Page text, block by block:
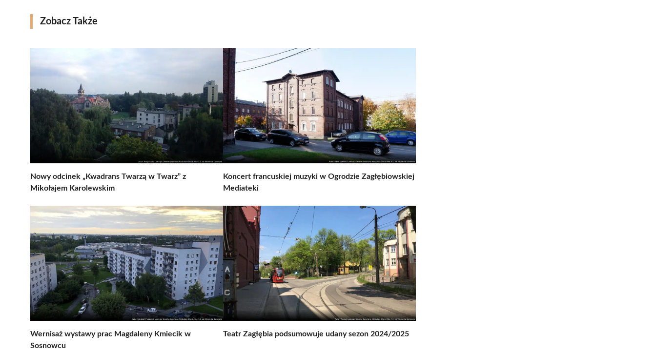
Zobacz Także
Nowy odcinek „Kwadrans Twarzą w Twarz” z
Mikołajem Karolewskim
Koncert francuskiej muzyki w Ogrodzie Zagłębiowskiej
Mediateki
Wernisaż wystawy prac Magdaleny Kmiecik w
Sosnowcu
Teatr Zagłębia podsumowuje udany sezon 2024/2025